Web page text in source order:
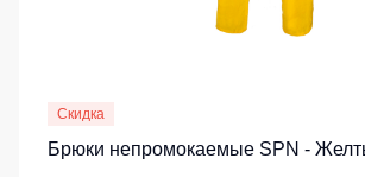
Скидка
Брюки непромокаемые SPN -